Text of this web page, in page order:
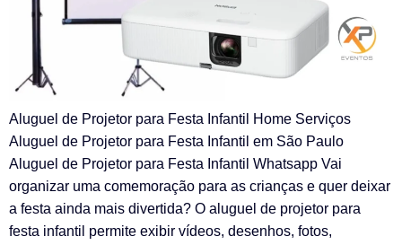
Aluguel de Projetor para Festa Infantil Home Serviços
Aluguel de Projetor para Festa Infantil em São Paulo
Aluguel de Projetor para Festa Infantil Whatsapp Vai
organizar uma comemoração para as crianças e quer deixar
a festa ainda mais divertida? O aluguel de projetor para
festa infantil permite exibir vídeos, desenhos, fotos,